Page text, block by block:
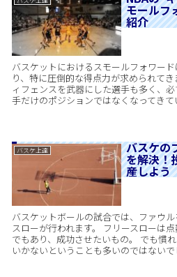
モールフ
紹介
バスケットにおけるスモールフォワー
り、特に圧倒的な得点力が求められて
ィフェンスを武器にした選手も多く、
手だけのポジションではなくなってきて
バスケ上達 バスケの
を解決！
産しよう
バスケットボールの試合では、ファウ
スローが行われます。 フリースローは
でもあり、成功させたいもの。 でも慣
いかないということも多いのではないで